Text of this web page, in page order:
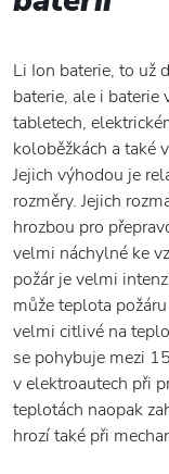
Li Ion baterie, to už
baterie, ale i
tabletech,
koloběžkách a také
Jejich výhodou je
rozměry. Jejich
hrozbou pro
velmi náchylné ke
požár je velmi
může teplota
velmi citlivé na
se pohybuje mezi
v elektroautech při
teplotách naopak
hrozí také při